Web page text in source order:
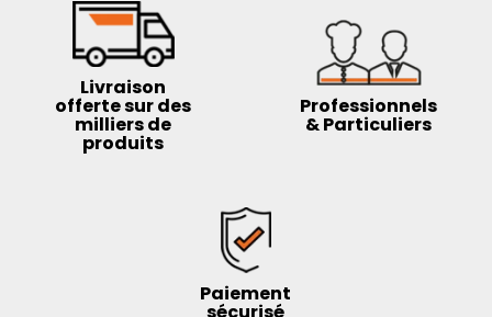
Livraison
offerte sur des
milliers de
produits
Professionnels
& Particuliers
Paiement